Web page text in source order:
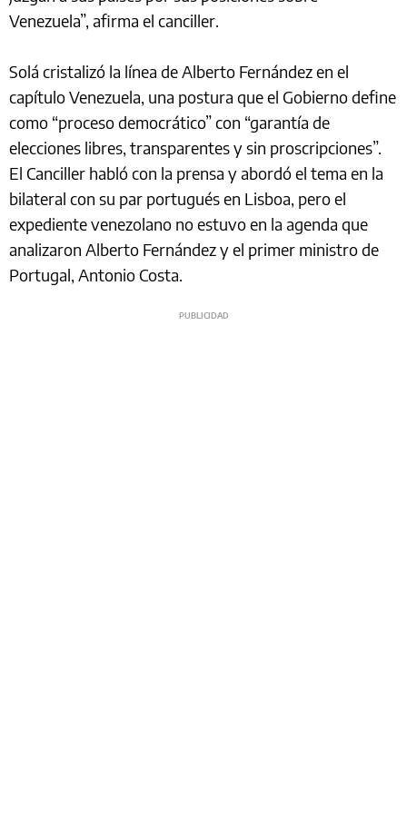
Venezuela”, afirma el canciller.
Solá cristalizó la línea de Alberto Fernández en el
capítulo Venezuela, una postura que el Gobierno define
como “proceso democrático” con “garantía de
elecciones libres, transparentes y sin proscripciones”.
El Canciller habló con la prensa y abordó el tema en la
bilateral con su par portugués en Lisboa, pero el
expediente venezolano no estuvo en la agenda que
analizaron Alberto Fernández y el primer ministro de
Portugal, Antonio Costa.